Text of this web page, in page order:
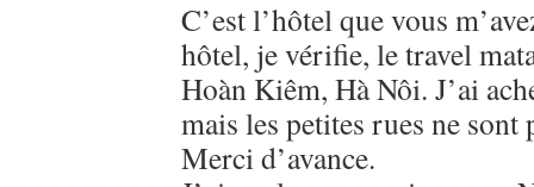
C’est l’hôtel que vous
hôtel, je vérifie, le travel
Hoàn Kiêm, Hà Nôi. J’ai
mais les petites rues ne sont
Merci d’avance.